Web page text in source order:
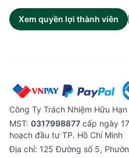
Xem quyền lợi thành viên
Công Ty Trách Nhiệm Hữu
MST: 0317998877 cấp ngày
hoạch đầu tư TP. Hồ Chí Minh
Địa chỉ: 125 Đường số 5,